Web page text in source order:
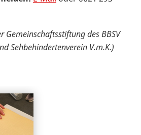
Gemeinschaftsstiftung des BBSV
Sehbehindertenverein V.m.K.)